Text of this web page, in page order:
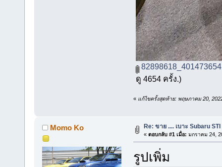
ดู 4654 ครั้ง.)
« แก้ไขครั้งสุดท้าย: พฤษภาคม 20,
Momo Ko Re: ขาย .... เบาะ Subaru
« ตอบกลับ #1 เมื่อ: มกราคม 24,
รูปเพิ่ม